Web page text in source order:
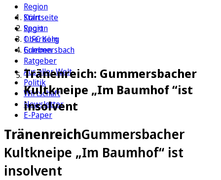
Region
Köln
Sport
1. FC Köln
Erleben
Ratgeber
Aus aller Welt
Politik
Wirtschaft
Newsletter
E-Paper
Startseite
Region
Oberberg
Gummersbach
Tränenreich: Gummersbacher
Kultkneipe „Im Baumhof “ist
insolvent
TränenreichGummersbacher
Kultkneipe „Im Baumhof“ ist
insolvent